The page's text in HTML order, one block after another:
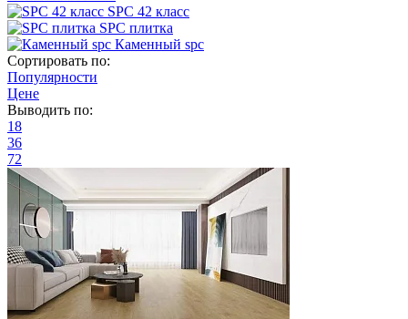
SPC 42 класс
SPC плитка
Каменный spc
Сортировать по:
Популярности
Цене
Выводить по:
18
36
72